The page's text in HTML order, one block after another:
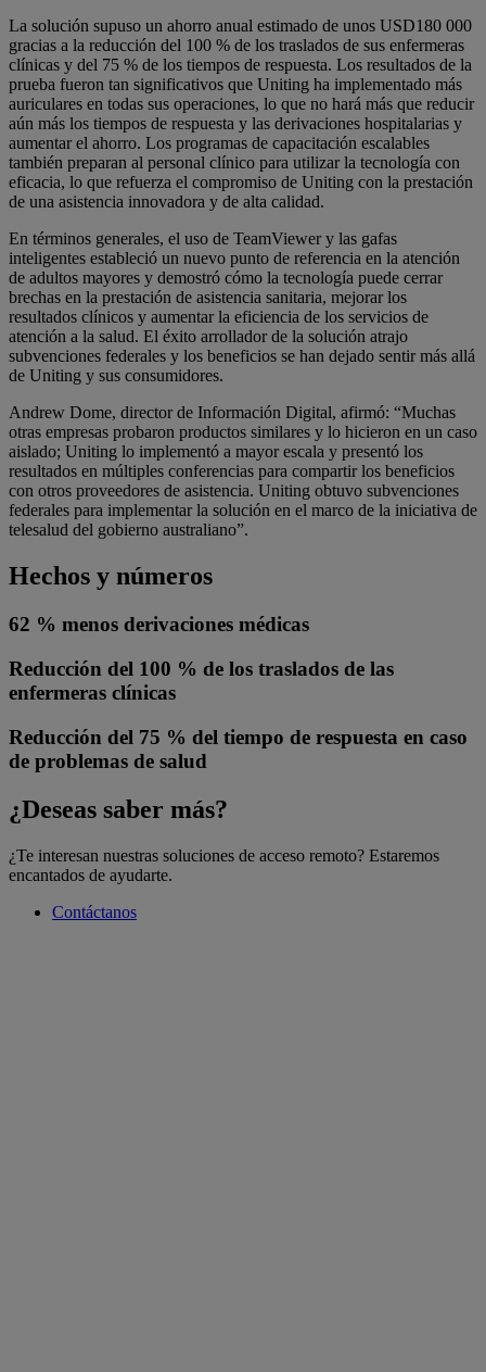
La solución supuso un ahorro anual estimado de unos USD180 000
gracias a la reducción del 100 % de los traslados de sus enfermeras
clínicas y del 75 % de los tiempos de respuesta. Los resultados de la
prueba fueron tan significativos que Uniting ha implementado más
auriculares en todas sus operaciones, lo que no hará más que reducir
aún más los tiempos de respuesta y las derivaciones hospitalarias y
aumentar el ahorro. Los programas de capacitación escalables
también preparan al personal clínico para utilizar la tecnología con
eficacia, lo que refuerza el compromiso de Uniting con la prestación
de una asistencia innovadora y de alta calidad.
En términos generales, el uso de TeamViewer y las gafas
inteligentes estableció un nuevo punto de referencia en la atención
de adultos mayores y demostró cómo la tecnología puede cerrar
brechas en la prestación de asistencia sanitaria, mejorar los
resultados clínicos y aumentar la eficiencia de los servicios de
atención a la salud. El éxito arrollador de la solución atrajo
subvenciones federales y los beneficios se han dejado sentir más allá
de Uniting y sus consumidores.
Andrew Dome, director de Información Digital, afirmó: “Muchas
otras empresas probaron productos similares y lo hicieron en un caso
aislado; Uniting lo implementó a mayor escala y presentó los
resultados en múltiples conferencias para compartir los beneficios
con otros proveedores de asistencia. Uniting obtuvo subvenciones
federales para implementar la solución en el marco de la iniciativa de
telesalud del gobierno australiano”.
Hechos y números
62 % menos derivaciones médicas
Reducción del 100 % de los traslados de las
enfermeras clínicas
Reducción del 75 % del tiempo de respuesta en caso
de problemas de salud
¿Deseas saber más?
¿Te interesan nuestras soluciones de acceso remoto? Estaremos
encantados de ayudarte.
Contáctanos